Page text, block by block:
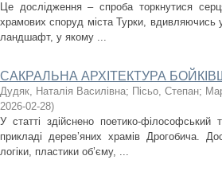
Це дослідження – спроба торкнутися
храмових споруд міста Турки, вдивляючись
ландшафт, у якому ...
САКРАЛЬНА АРХІТЕКТУРА
Дудяк, Наталія Василівна; Пісьо, Степан;
2026-02-28)
У статті здійснено поетико-філософський
прикладі дерев’яних храмів Дрогобича.
логіки, пластики об’єму, ...